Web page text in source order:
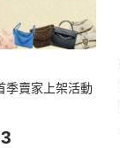
季賣家上架活動